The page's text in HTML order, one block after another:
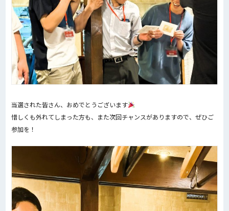
当選された皆さん、おめでとうございます
惜しくも外れてしまった方も、また次回チャンスがありますので、ぜひご
参加を！